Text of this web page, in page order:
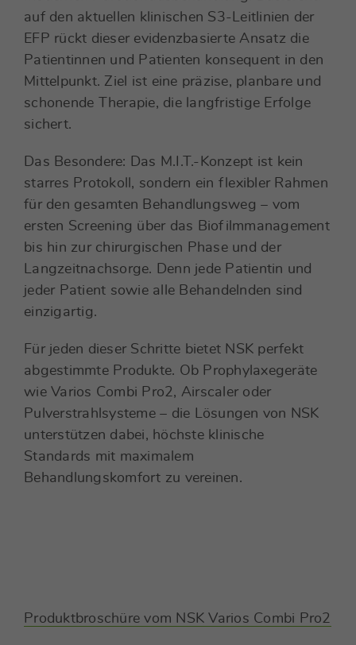
auf den aktuellen klinischen S3-Leitlinien der
EFP rückt dieser evidenzbasierte Ansatz die
Patientinnen und Patienten konsequent in den
Mittelpunkt. Ziel ist eine präzise, planbare und
schonende Therapie, die langfristige Erfolge
sichert.
Das Besondere: Das M.I.T.-Konzept ist kein
starres Protokoll, sondern ein flexibler Rahmen
für den gesamten Behandlungsweg – vom
ersten Screening über das Biofilmmanagement
bis hin zur chirurgischen Phase und der
Langzeitnachsorge. Denn jede Patientin und
jeder Patient sowie alle Behandelnden sind
einzigartig.
Für jeden dieser Schritte bietet NSK perfekt
abgestimmte Produkte. Ob Prophylaxegeräte
wie Varios Combi Pro2, Airscaler oder
Pulverstrahlsysteme – die Lösungen von NSK
unterstützen dabei, höchste klinische
Standards mit maximalem
Behandlungskomfort zu vereinen.
Produktbroschüre vom NSK Varios Combi Pro2